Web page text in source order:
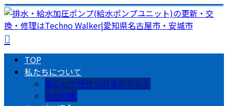
TOP
私たちについて
安心して任せられるポイント
会社概要